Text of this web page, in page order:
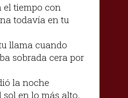
el tiempo con
todavía en tu
llama cuando
sobrada cera por
la noche
sol en lo más alto,